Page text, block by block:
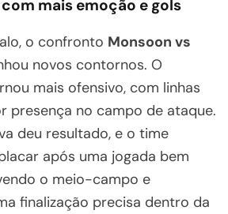
mais emoção e gols
o confronto Monsoon vs
novos contornos. O
mais ofensivo, com linhas
presença no campo de ataque.
deu resultado, e o time
após uma jogada bem
o meio-campo e
finalização precisa dentro da